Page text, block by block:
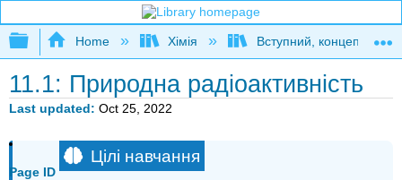
Expand/collapse global hierarchy
Home Хімія Вступний,
11.1: Природна радіоактивність
Last updated Oct 25, 2022
Page ID
Цілі навчання